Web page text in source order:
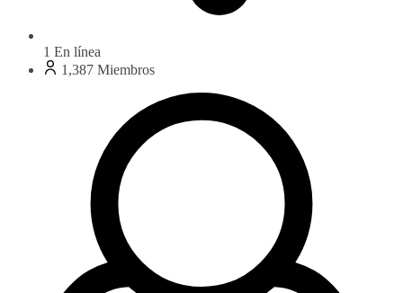
1 En línea
1,387 Miembros